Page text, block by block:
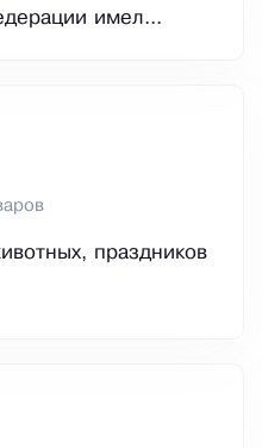
имел...
праздников